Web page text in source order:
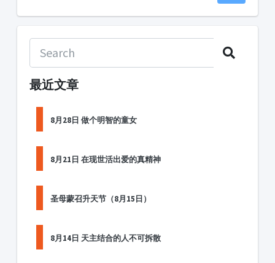
最近文章
8月28日 做个明智的童女
8月21日 在现世活出爱的真精神
圣母蒙召升天节（8月15日）
8月14日 天主结合的人不可拆散